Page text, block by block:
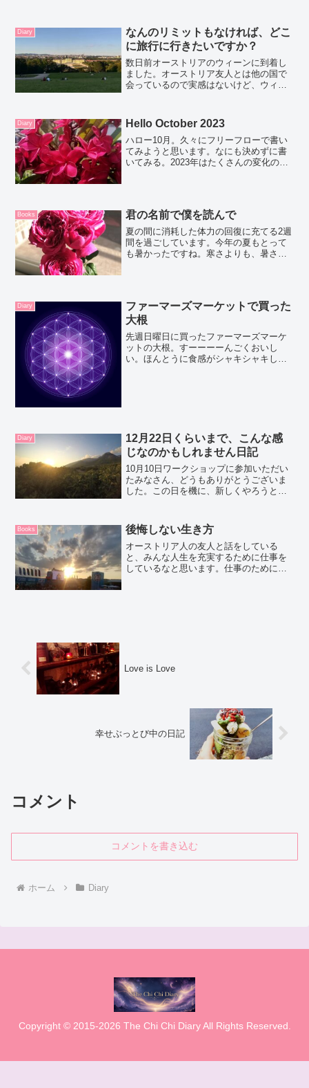
Diary
なんのリミットもなければ、どこ
に旅行に行きたいですか？
数日前オーストリアのウィーンに到着し
ました。オーストリア友人とは他の国で
会っているので実感はないけど、ウィー
毎日なにかのイベントが開催されるとい
う感じ。そしてどこに行っ...
Diary Hello October 2023
ハロー10月。久々にフリーフローで書い
てみようと思います。なにも決めずに書
いてみる。2023年はたくさんの変化の年
か...
Books 君の名前で僕を読んで
夏の間に消耗した体力の回復に充てる2週
間を過ごしています。今年の夏もとって
も暑かったですね。寒さよりも、暑さの
週末にしました。(画像...
Diary
ファーマーズマーケットで買った
大根
先週日曜日に買ったファーマーズマーケ
ットの大根。すーーーーんごくおいし
い。ほんとうに食感がシャキシャキして
Diary
12月22日くらいまで、こんな感
じなのかもしれません日記
10月10日ワークショップに参加いただい
たみなさん、どうもありがとうございま
した。この日を機に、新しくやろうと思
くてわたしの話。偶然にも、このワーク
ショップの前日にライ...
Books 後悔しない生き方
オーストリア人の友人と話をしている
と、みんな人生を充実するために仕事を
しているなと思います。仕事のために生
Love is Love
幸せぶっとび中の日記
コメント
コメントを書き込む
ホーム Diary
Copyright © 2015-2026 The Chi Chi Diary All Rights Reserved.